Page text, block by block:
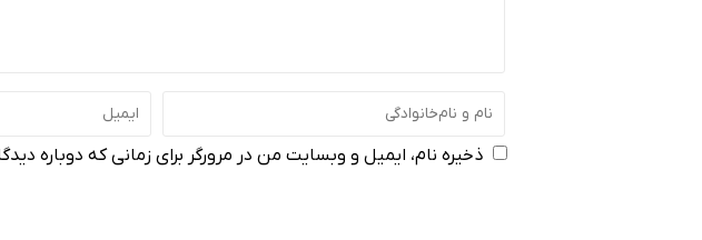
ذخیره نام، ایمیل و وبسایت من در مرورگر برای زمانی که دوباره